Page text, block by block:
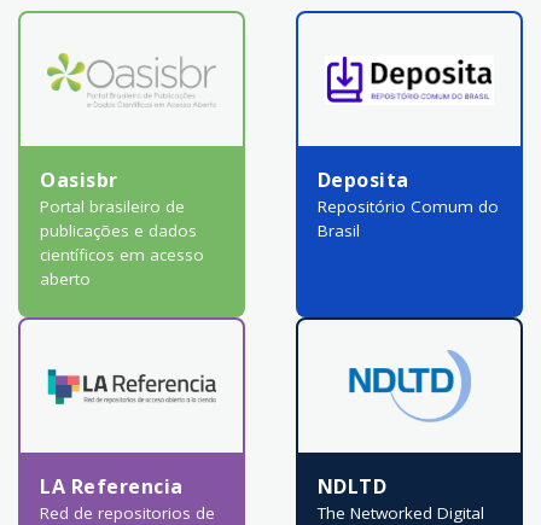
Oasisbr
Portal brasileiro de
publicações e dados
científicos em acesso
aberto
Deposita
Repositório Comum do
Brasil
LA Referencia
Red de repositorios de
NDLTD
The Networked Digital